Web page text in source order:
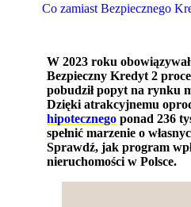
Co zamiast Bezpiecznego
W 2023 roku
Bezpieczny Kredyt 2
pobudził popyt na rynku
Dzięki atrakcyjnemu
hipotecznego ponad 236
spełnić marzenie o
Sprawdź, jak program
nieruchomości w Polsce.